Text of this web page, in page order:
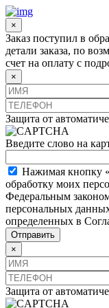
×
Заказ поступил в
детали заказа, по
счет на оплату с
×
Защита от
Введите слово на
Нажимая кнопку
обработку моих
Федеральным
персональных
определенных в
×
Защита от